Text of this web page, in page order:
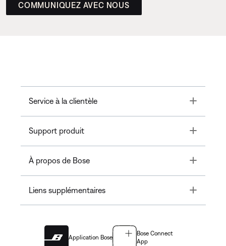
COMMUNIQUEZ AVEC NOUS
Service à la clientèle Toggle
Support produit Toggle
À propos de Bose Toggle
Liens supplémentaires Toggle
Application Bose
Bose Connect
App